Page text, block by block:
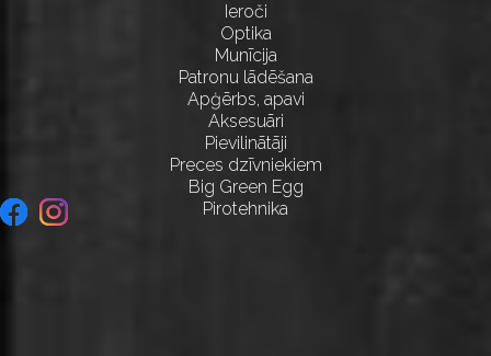
Ieroči
Optika
Munīcija
Patronu lādēšana
Apģērbs, apavi
Aksesuāri
Pievilinātāji
Preces dzīvniekiem
Big Green Egg
Pirotehnika